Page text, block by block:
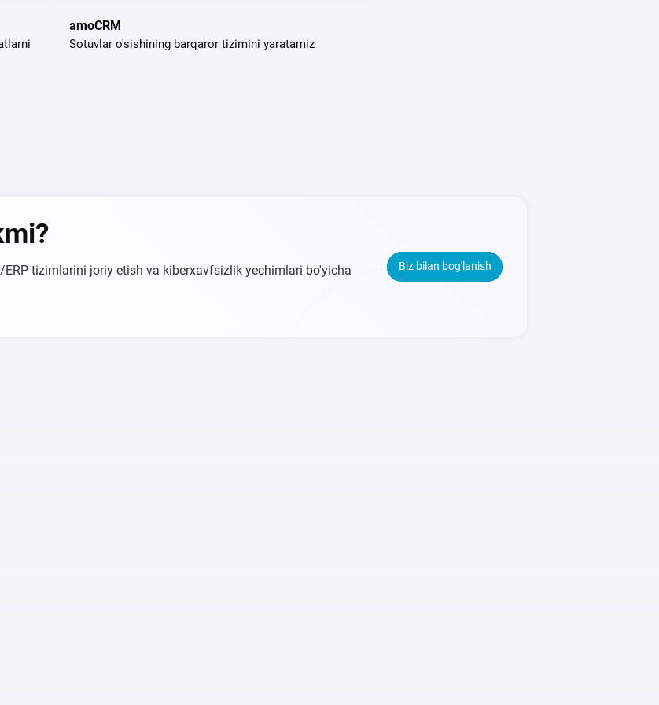
amoCRM
Sotuvlar o'sishining barqaror tizimini yaratamiz
tizimlarini joriy etish va kiberxavfsizlik yechimlari bo'yicha
Biz bilan bog'lanish